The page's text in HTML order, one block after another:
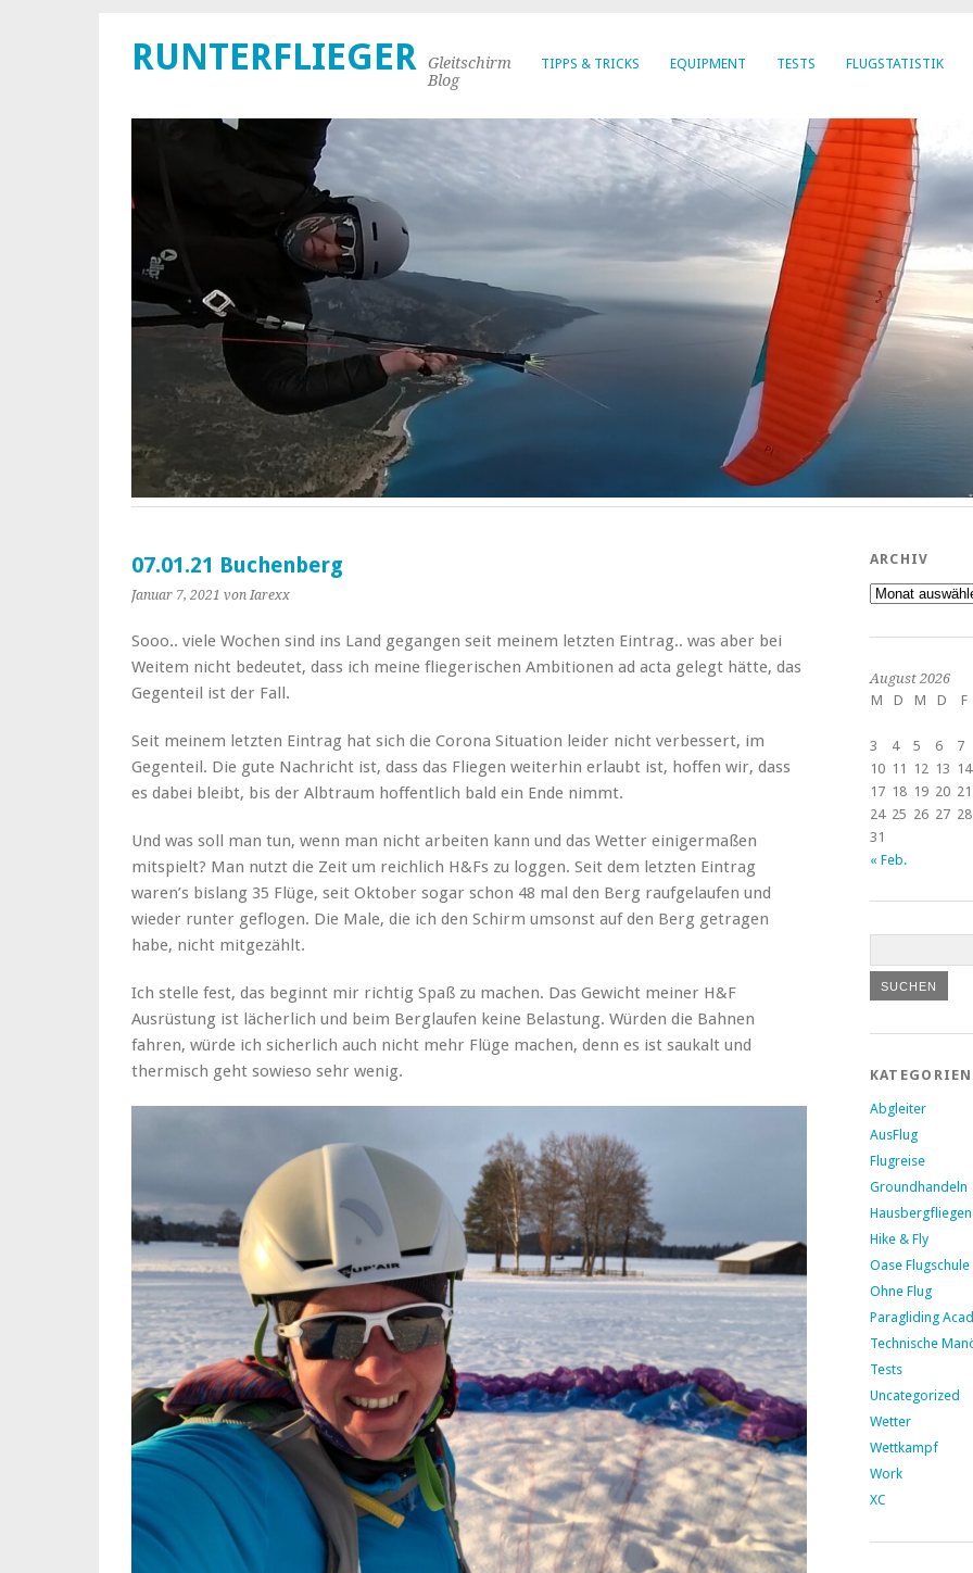
TIPPS & TRICKS EQUIPMENT TESTS FLUGSTATISTIK
RUNTERFLIEGER
Gleitschirm
Blog
07.01.21 Buchenberg
Januar 7, 2021 von Iarexx
Sooo.. viele Wochen sind ins Land gegangen seit meinem letzten Eintrag.. was aber bei
Weitem nicht bedeutet, dass ich meine fliegerischen Ambitionen ad acta gelegt hätte, das
Gegenteil ist der Fall.
Seit meinem letzten Eintrag hat sich die Corona Situation leider nicht verbessert, im
Gegenteil. Die gute Nachricht ist, dass das Fliegen weiterhin erlaubt ist, hoffen wir, dass
es dabei bleibt, bis der Albtraum hoffentlich bald ein Ende nimmt.
Und was soll man tun, wenn man nicht arbeiten kann und das Wetter einigermaßen
mitspielt? Man nutzt die Zeit um reichlich H&Fs zu loggen. Seit dem letzten Eintrag
waren’s bislang 35 Flüge, seit Oktober sogar schon 48 mal den Berg raufgelaufen und
wieder runter geflogen. Die Male, die ich den Schirm umsonst auf den Berg getragen
habe, nicht mitgezählt.
Ich stelle fest, das beginnt mir richtig Spaß zu machen. Das Gewicht meiner H&F
Ausrüstung ist lächerlich und beim Berglaufen keine Belastung. Würden die Bahnen
fahren, würde ich sicherlich auch nicht mehr Flüge machen, denn es ist saukalt und
thermisch geht sowieso sehr wenig.
ARCHIV
Archiv
August 2026
M
D M D F
3
4 5 6 7
10 11 12 13 14
17 18 19 20 21
24 25 26 27 28
31
« Feb.
KATEGORIEN
Abgleiter
AusFlug
Flugreise
Groundhandeln
Hausbergfliegen
Hike & Fly
Oase Flugschule
Ohne Flug
Paragliding
Technische
Tests
Uncategorized
Wetter
Wettkampf
Work
XC